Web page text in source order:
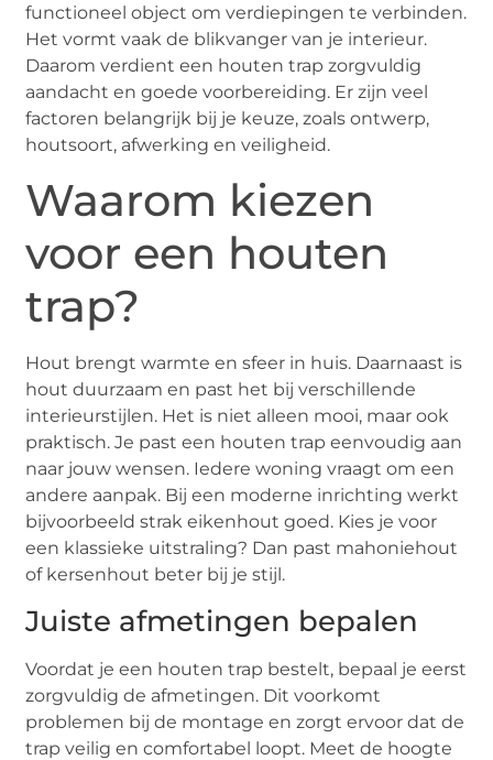
functioneel object om verdiepingen te verbinden.
Het vormt vaak de blikvanger van je interieur.
Daarom verdient een houten trap zorgvuldig
aandacht en goede voorbereiding. Er zijn veel
factoren belangrijk bij je keuze, zoals ontwerp,
houtsoort, afwerking en veiligheid.
Waarom kiezen
voor een houten
trap?
Hout brengt warmte en sfeer in huis. Daarnaast is
hout duurzaam en past het bij verschillende
interieurstijlen. Het is niet alleen mooi, maar ook
praktisch. Je past een houten trap eenvoudig aan
naar jouw wensen. Iedere woning vraagt om een
andere aanpak. Bij een moderne inrichting werkt
bijvoorbeeld strak eikenhout goed. Kies je voor
een klassieke uitstraling? Dan past mahoniehout
of kersenhout beter bij je stijl.
Juiste afmetingen bepalen
Voordat je een houten trap bestelt, bepaal je eerst
zorgvuldig de afmetingen. Dit voorkomt
problemen bij de montage en zorgt ervoor dat de
trap veilig en comfortabel loopt. Meet de hoogte